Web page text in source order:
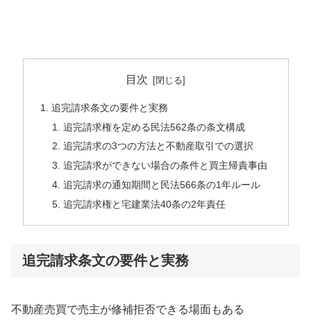
目次
追完請求条文の要件と実務
追完請求権を定める民法562条の条文構成
追完請求の3つの方法と不動産取引での選択
追完請求ができない場合の条件と買主帰責事由
追完請求の通知期間と民法566条の1年ルール
追完請求権と宅建業法40条の2年責任
追完請求条文の要件と実務
不動産売買で売主が修補拒否できる場面もある